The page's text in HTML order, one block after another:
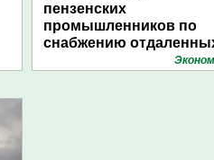
пензенских
промышленников по
снабжению
поселений с помощью